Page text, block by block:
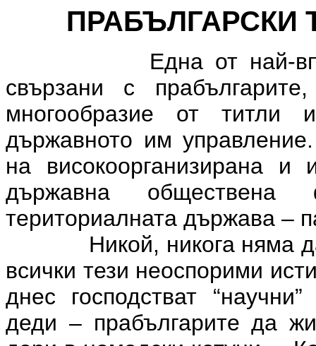
ПРАБЪЛГАРСКИ
Една от най-
свързани с
многообразие от титли
държавното им
на високоорганизирана и
държавна
териториалната държава –
Никой, никога няма
всички тези неоспорими
днес господстват
деди – прабългарите да